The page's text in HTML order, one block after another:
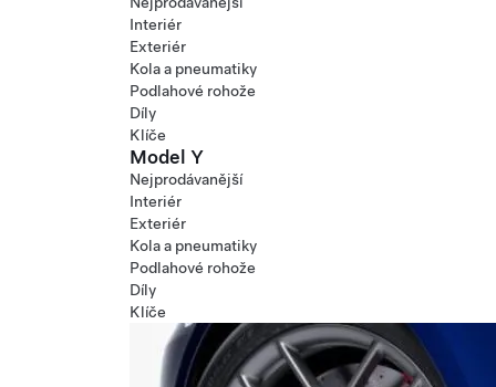
Interiér
Exteriér
Kola a pneumatiky
Podlahové rohože
Díly
Klíče
Model Y
Nejprodávanější
Interiér
Exteriér
Kola a pneumatiky
Podlahové rohože
Díly
Klíče